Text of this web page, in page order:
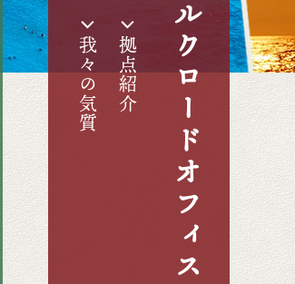
シルクロードオフィス
拠点紹介
我々の気質